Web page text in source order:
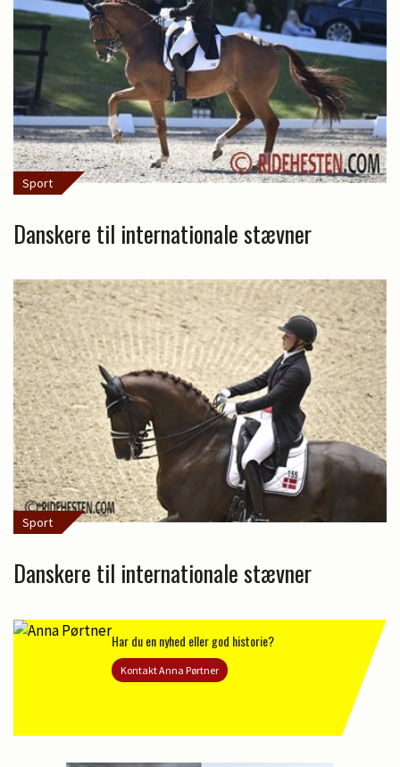
Sport
Danskere til internationale stævner
Sport
Danskere til internationale stævner
Har du en nyhed eller god historie?
Kontakt Anna Pørtner